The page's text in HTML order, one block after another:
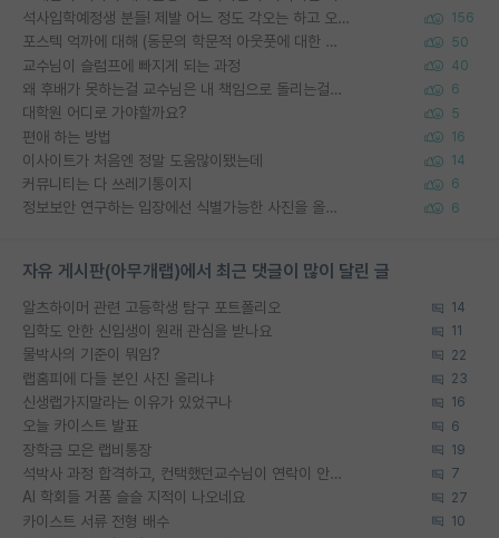
석사입학예정생 분들! 제발 어느 정도 각오는 하고 오세요. 156
포스텍 억까에 대해 (동문의 학문적 아웃풋에 대한 반박) 50
교수님이 슬럼프에 빠지게 되는 과정 40
왜 후배가 못하는걸 교수님은 내 책임으로 돌리는걸까요? 6
대학원 어디로 가야할까요? 5
편애 하는 방법 16
이사이트가 처음엔 정말 도움많이됐는데 14
커뮤니티는 다 쓰레기통이지 6
정보보안 연구하는 입장에선 식별가능한 사진을 올리는건 비추이긴함 6
자유 게시판(아무개랩)에서 최근 댓글이 많이 달린 글
알츠하이머 관련 고등학생 탐구 포트폴리오 14
입학도 안한 신입생이 원래 관심을 받나요 11
물박사의 기준이 뭐임? 22
랩홈피에 다들 본인 사진 올리냐 23
신생랩가지말라는 이유가 있었구나 16
오늘 카이스트 발표 6
장학금 모은 랩비통장 19
석박사 과정 합격하고, 컨택했던교수님이 연락이 안됩니다... 7
AI 학회들 거품 슬슬 지적이 나오네요 27
카이스트 서류 전형 배수 10